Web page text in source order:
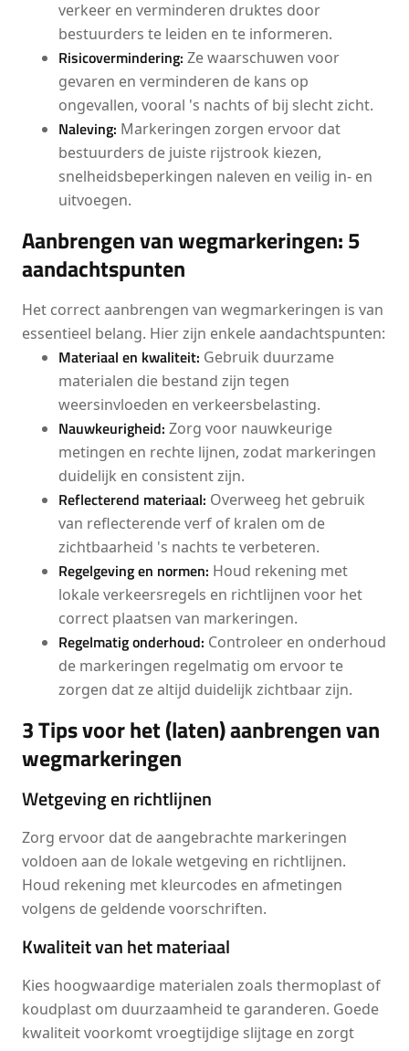
verkeer en verminderen druktes door
bestuurders te leiden en te informeren.
Risicovermindering: Ze waarschuwen voor
gevaren en verminderen de kans op
ongevallen, vooral 's nachts of bij slecht zicht.
Naleving: Markeringen zorgen ervoor dat
bestuurders de juiste rijstrook kiezen,
snelheidsbeperkingen naleven en veilig in- en
uitvoegen.
Aanbrengen van wegmarkeringen: 5
aandachtspunten
Het correct aanbrengen van wegmarkeringen is van
essentieel belang. Hier zijn enkele aandachtspunten:
Materiaal en kwaliteit: Gebruik duurzame
materialen die bestand zijn tegen
weersinvloeden en verkeersbelasting.
Nauwkeurigheid: Zorg voor nauwkeurige
metingen en rechte lijnen, zodat markeringen
duidelijk en consistent zijn.
Reflecterend materiaal: Overweeg het gebruik
van reflecterende verf of kralen om de
zichtbaarheid 's nachts te verbeteren.
Regelgeving en normen: Houd rekening met
lokale verkeersregels en richtlijnen voor het
correct plaatsen van markeringen.
Regelmatig onderhoud: Controleer en onderhoud
de markeringen regelmatig om ervoor te
zorgen dat ze altijd duidelijk zichtbaar zijn.
3 Tips voor het (laten) aanbrengen van
wegmarkeringen
Wetgeving en richtlijnen
Zorg ervoor dat de aangebrachte markeringen
voldoen aan de lokale wetgeving en richtlijnen.
Houd rekening met kleurcodes en afmetingen
volgens de geldende voorschriften.
Kwaliteit van het materiaal
Kies hoogwaardige materialen zoals thermoplast of
koudplast om duurzaamheid te garanderen. Goede
kwaliteit voorkomt vroegtijdige slijtage en zorgt